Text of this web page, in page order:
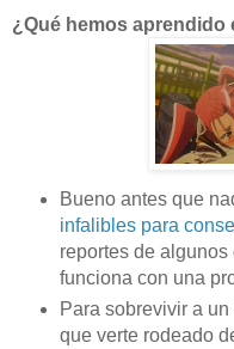
¿Qué hemos aprendido
Bueno antes que
infalibles para
reportes de
funciona con una
Para sobrevivir a
que verte rodeado